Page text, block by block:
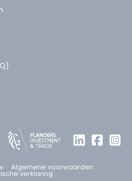
Algemene voorwaarden
verklaring